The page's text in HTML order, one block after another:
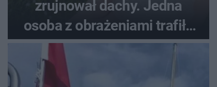
zrujnował dachy. Jedna
osoba z obrażeniami trafiła
do szpitala